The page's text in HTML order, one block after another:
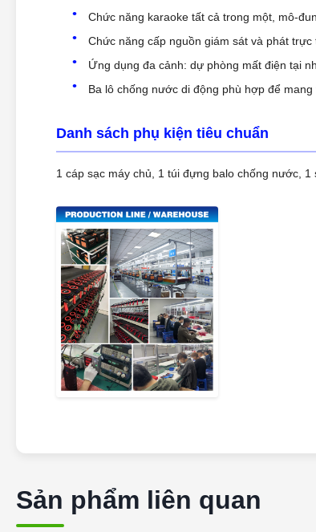
Chức năng karaoke tất cả trong một, mô-
Chức năng cấp nguồn giám sát và phát
Ứng dụng đa cảnh: dự phòng mất điện tại
Ba lô chống nước di động phù hợp để
Danh sách phụ kiện tiêu chuẩn
1 cáp sạc máy chủ, 1 túi đựng balo chống nước,
Sản phẩm liên quan